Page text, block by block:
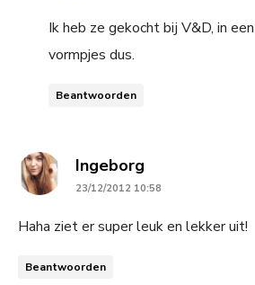
Ik heb ze gekocht bij V&D, in
vormpjes dus.
Beantwoorden
Ingeborg
23/12/2012 10:58
Haha ziet er super leuk en lekker uit!
Beantwoorden